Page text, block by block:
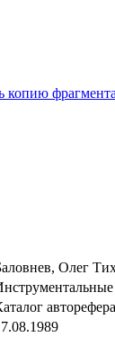
копию фрагмента
Олег